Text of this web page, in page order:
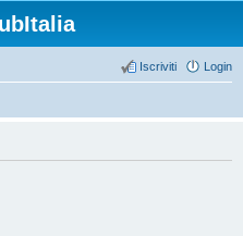
Login
Iscriviti